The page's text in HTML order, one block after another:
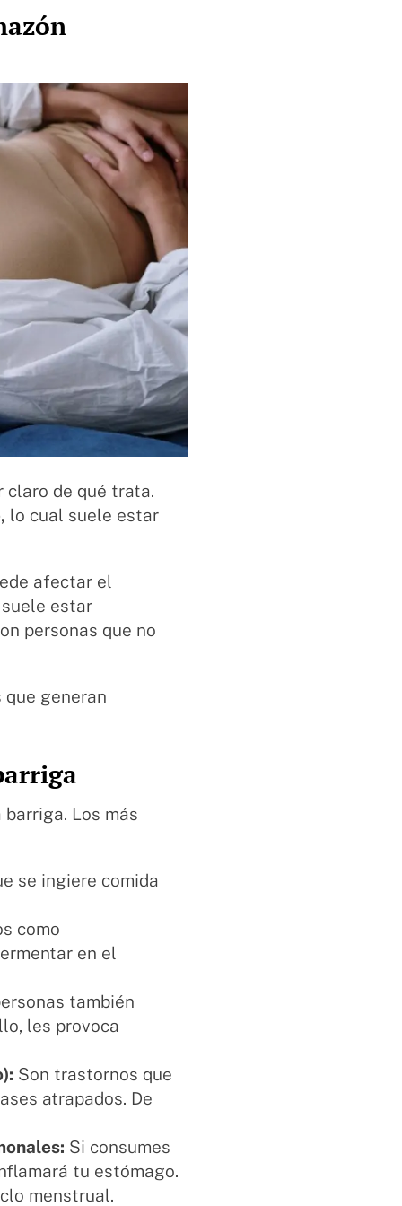
claro de qué trata.
lo cual suele estar
afectar el
estar
personas que no
generan
Los más
se ingiere comida
como
en el
también
les provoca
Son trastornos que
atrapados. De
Si consumes
tu estómago.
menstrual.